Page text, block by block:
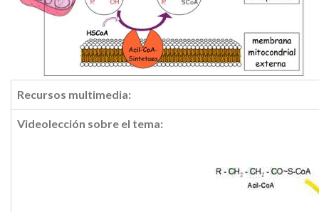
Recursos multimedia:
Videolección sobre el tema: